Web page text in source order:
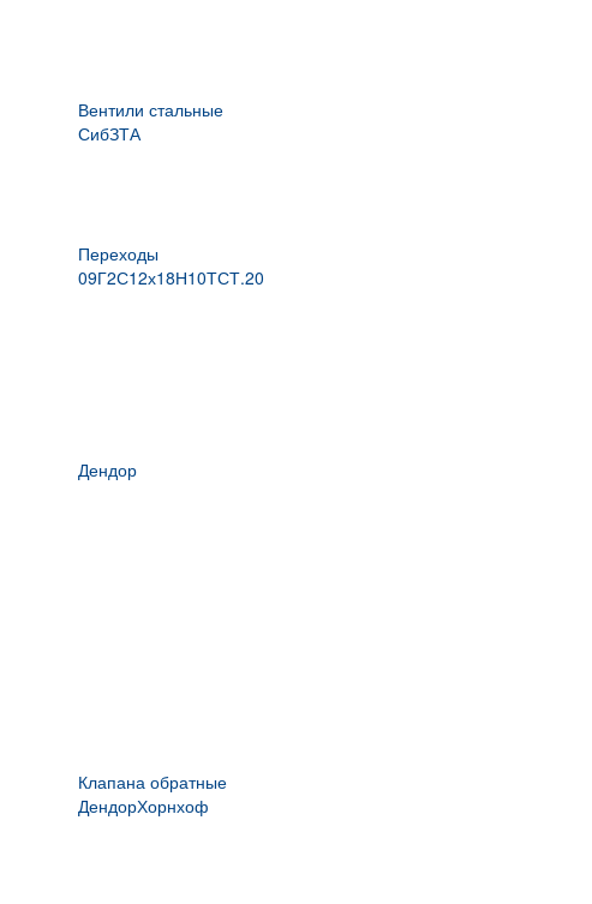
Вентили стальные
СибЗТА
Переходы
09Г2С12х18Н10ТСТ.20
Дендор
Клапана обратные
ДендорХорнхоф